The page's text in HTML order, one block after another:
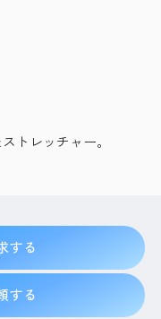
トレッチャー。
する
する